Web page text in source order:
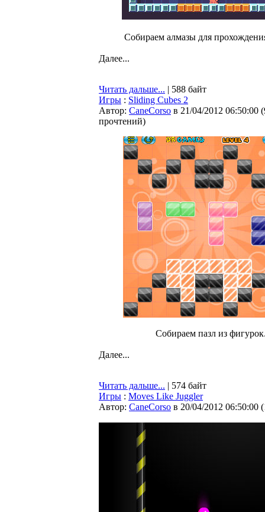
Собираем алмазы для
Далее...
Читать дальше... | 588 байт
Игры : Sliding Cubes 2
Автор: CaneCorso в 21/04/2012 06:50:00 (
прочтений)
Собираем пазл из
Далее...
Читать дальше... | 574 байт
Игры : Moves Like Juggler
Автор: CaneCorso в 20/04/2012 06:50:00 (